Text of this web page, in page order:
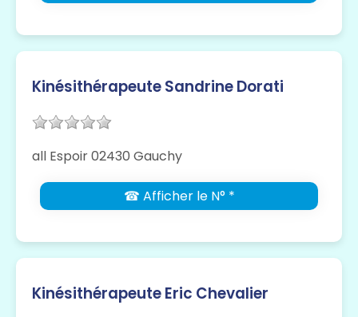
Kinésithérapeute Sandrine Dorati
all Espoir 02430 Gauchy
☎ Afficher le N° *
Kinésithérapeute Eric Chevalier